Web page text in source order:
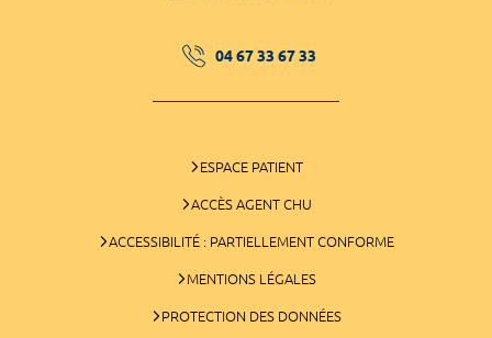
04 67 33 67 33
ESPACE PATIENT
ACCÈS AGENT CHU
ACCESSIBILITÉ : PARTIELLEMENT CONFORME
MENTIONS LÉGALES
PROTECTION DES DONNÉES